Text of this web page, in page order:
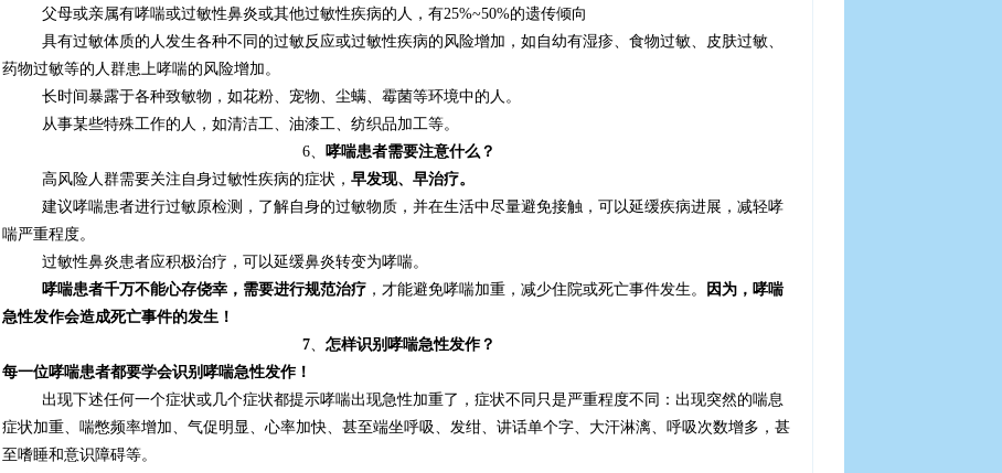
父母或亲属有哮喘或过敏性鼻炎或其他过敏性疾病的人，有25%~50%的遗传倾向
具有过敏体质的人发生各种不同的过敏反应或过敏性疾病的风险增加，如自幼有湿疹、食物过敏、皮肤过敏、
药物过敏等的人群患上哮喘的风险增加。
长时间暴露于各种致敏物，如花粉、宠物、尘螨、霉菌等环境中的人。
从事某些特殊工作的人，如清洁工、油漆工、纺织品加工等。
6、 哮喘患者需要注意什么？
高风险人群需要关注自身过敏性疾病的症状，早发现、早治疗。
建议哮喘患者进行过敏原检测，了解自身的过敏物质，并在生活中尽量避免接触，可以延缓疾病进展，减轻哮
喘严重程度。
过敏性鼻炎患者应积极治疗，可以延缓鼻炎转变为哮喘。
哮喘患者千万不能心存侥幸，需要进行规范治疗 ，才能避免哮喘加重，减少住院或死亡事件发生。
因为，哮喘
急性发作会造成死亡事件的发生！
7、 怎样识别哮喘急性发作？
每一位哮喘患者都要学会识别哮喘急性发作！
出现下述任何一个症状或几个症状都提示哮喘出现急性加重了，症状不同只是严重程度不同：出现突然的喘息
症状加重、喘憋频率增加、气促明显、心率加快、甚至端坐呼吸、发绀、讲话单个字、大汗淋漓、呼吸次数增多，甚
至嗜睡和意识障碍等。